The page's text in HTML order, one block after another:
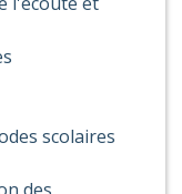
scolaires